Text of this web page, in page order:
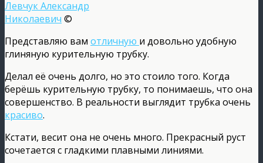
Левчук Александр
Николаевич ©
Представляю вам отличную и довольно удобную
глиняную курительную трубку.
Делал её очень долго, но это стоило того. Когда
берёшь курительную трубку, то понимаешь, что она
совершенство. В реальности выглядит трубка очень
красиво.
Кстати, весит она не очень много. Прекрасный руст
сочетается с гладкими плавными линиями.